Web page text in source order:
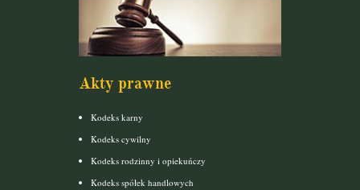
Akty prawne
Kodeks karny
Kodeks cywilny
Kodeks rodzinny i opiekuńczy
Kodeks spółek handlowych